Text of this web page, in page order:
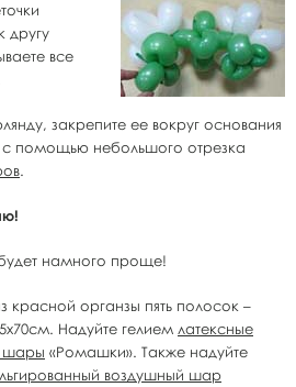
другу
все
закрепите ее вокруг основания
с помощью небольшого отрезка
.
намного проще!
красной органзы пять полосок –
Надуйте гелием латексные
шары «Ромашки». Также надуйте
воздушный шар